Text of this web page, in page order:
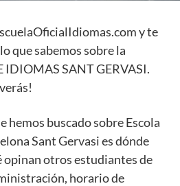
y te
que sabemos sobre la
IDIOMAS SANT GERVASI.
hemos buscado sobre Escola
Sant Gervasi es dónde
opinan otros estudiantes de
horario de